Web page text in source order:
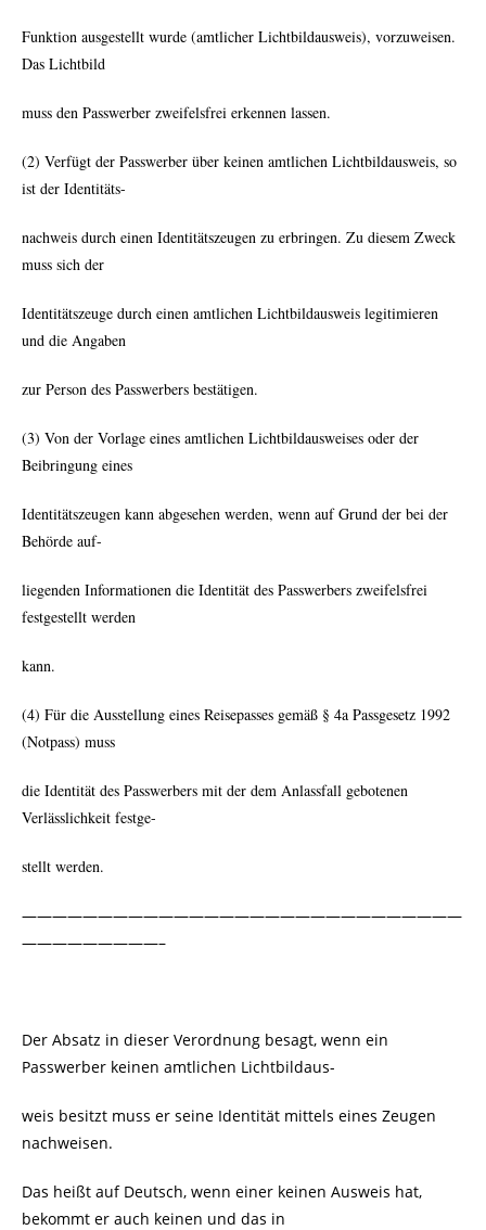
Funktion ausgestellt wurde (amtlicher Lichtbildausweis), vorzuweisen.
Das Lichtbild
muss den Passwerber zweifelsfrei erkennen lassen.
(2) Verfügt der Passwerber über keinen amtlichen Lichtbildausweis, so
ist der Identitäts-
nachweis durch einen Identitätszeugen zu erbringen. Zu diesem Zweck
muss sich der
Identitätszeuge durch einen amtlichen Lichtbildausweis legitimieren
und die Angaben
zur Person des Passwerbers bestätigen.
(3) Von der Vorlage eines amtlichen Lichtbildausweises oder der
Beibringung eines
Identitätszeugen kann abgesehen werden, wenn auf Grund der bei der
Behörde auf-
liegenden Informationen die Identität des Passwerbers zweifelsfrei
festgestellt werden
kann.
(4) Für die Ausstellung eines Reisepasses gemäß § 4a Passgesetz 1992
(Notpass) muss
die Identität des Passwerbers mit der dem Anlassfall gebotenen
Verlässlichkeit festge-
stellt werden.
—————————————————————————————
—————————–
Der Absatz in dieser Verordnung besagt, wenn ein
Passwerber keinen amtlichen Lichtbildaus-
weis besitzt muss er seine Identität mittels eines Zeugen
nachweisen.
Das heißt auf Deutsch, wenn einer keinen Ausweis hat,
bekommt er auch keinen und das in